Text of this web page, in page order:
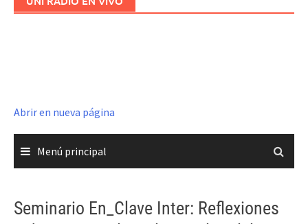
Abrir en nueva página
Menú principal
Seminario En_Clave Inter: Reflexiones